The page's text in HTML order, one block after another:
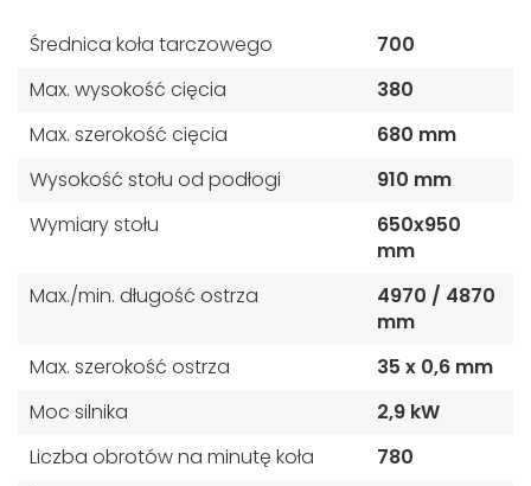
Średnica koła tarczowego
700
Max. wysokość cięcia
380
Max. szerokość cięcia
680 mm
Wysokość stołu od podłogi
910 mm
Wymiary stołu
650x950
mm
Max./min. długość ostrza
4970 / 4870
mm
Max. szerokość ostrza
35 x 0,6 mm
Moc silnika
2,9 kW
Liczba obrotów na minutę koła
780